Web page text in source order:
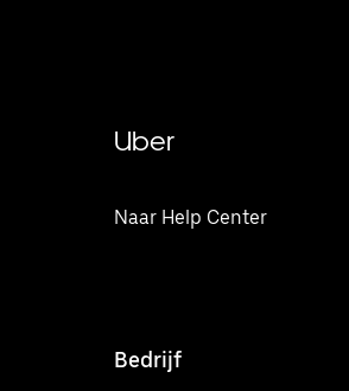
Uber
Naar Help Center
Bedrijf